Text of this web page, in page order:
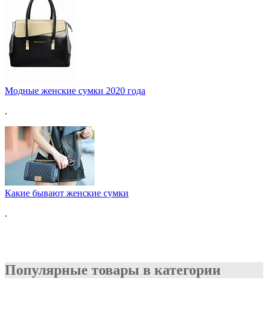
Модные женские сумки 2020 года
.
Какие бывают женские сумки
.
Популярные товары в категории